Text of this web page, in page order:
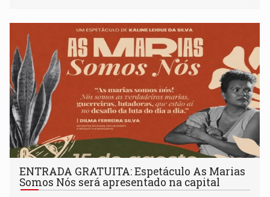
ENTRADA GRATUITA: Espetáculo As Marias
Somos Nós será apresentado na capital